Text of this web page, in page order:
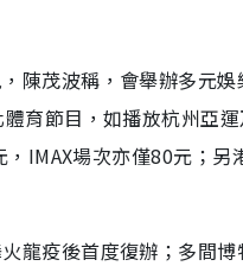
陳茂波稱，會舉辦多元
育節目，如播放杭州亞
IMAX場次亦僅80元；
龍疫後首度復辦；多間